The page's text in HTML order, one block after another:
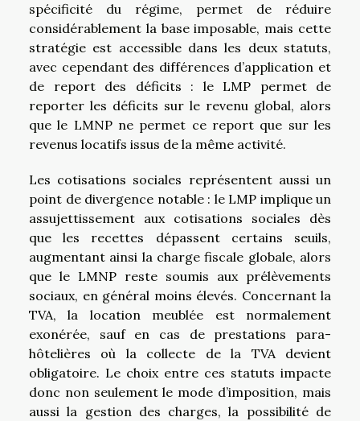
spécificité du régime, permet de réduire
considérablement la base imposable, mais cette
stratégie est accessible dans les deux statuts,
avec cependant des différences d’application et
de report des déficits : le LMP permet de
reporter les déficits sur le revenu global, alors
que le LMNP ne permet ce report que sur les
revenus locatifs issus de la même activité.
Les cotisations sociales représentent aussi un
point de divergence notable : le LMP implique un
assujettissement aux cotisations sociales dès
que les recettes dépassent certains seuils,
augmentant ainsi la charge fiscale globale, alors
que le LMNP reste soumis aux prélèvements
sociaux, en général moins élevés. Concernant la
TVA, la location meublée est normalement
exonérée, sauf en cas de prestations para-
hôtelières où la collecte de la TVA devient
obligatoire. Le choix entre ces statuts impacte
donc non seulement le mode d’imposition, mais
aussi la gestion des charges, la possibilité de